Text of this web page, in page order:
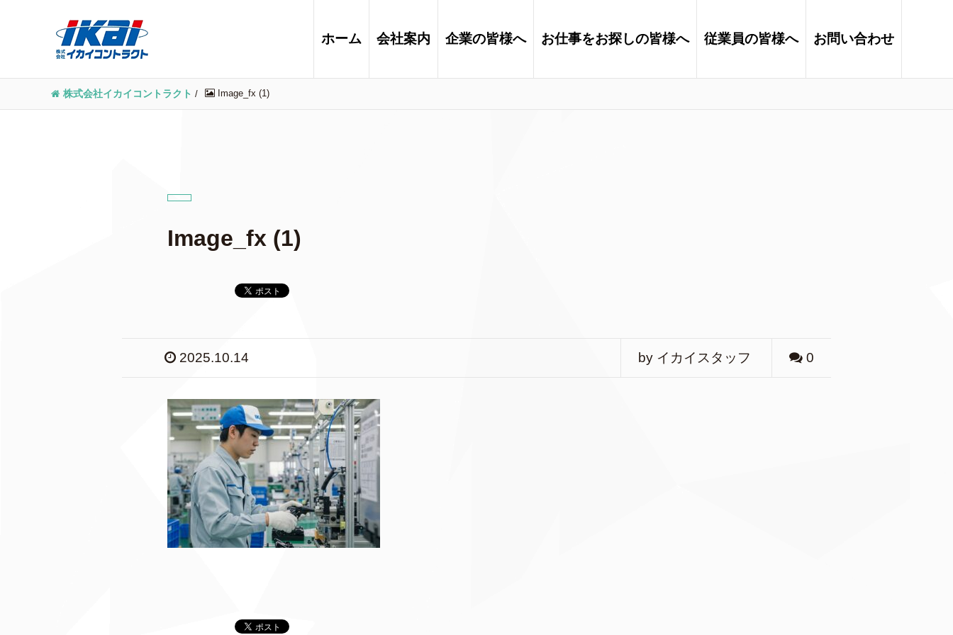
ホーム 会社案内 企業の皆様へ お仕事をお探しの皆様へ 従業員の皆様へ お問い合わせ
株式会社イカイコントラクト / Image_fx (1)
Image_fx (1)
2025.10.14 by イカイスタッフ 0